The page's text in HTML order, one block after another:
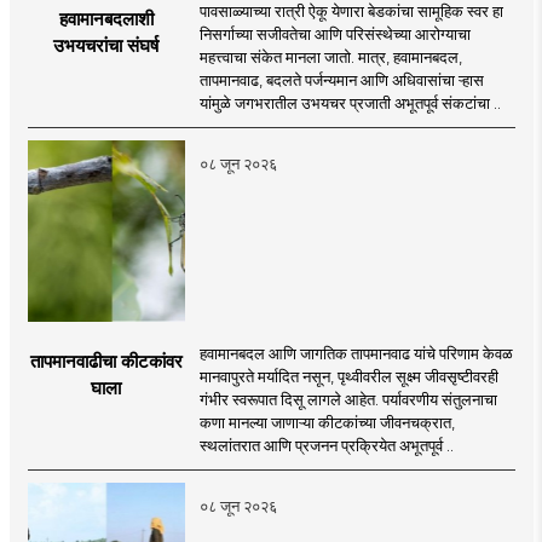
हवामानबदलाशी
उभयचरांचा संघर्ष
पावसाळ्याच्या रात्री ऐकू येणारा बेडकांचा सामूहिक स्वर हा
निसर्गाच्या सजीवतेचा आणि परिसंस्थेच्या आरोग्याचा
महत्त्वाचा संकेत मानला जातो. मात्र, हवामानबदल,
तापमानवाढ, बदलते पर्जन्यमान आणि अधिवासांचा ऱ्हास
यांमुळे जगभरातील उभयचर प्रजाती अभूतपूर्व संकटांचा ..
०८ जून २०२६
तापमानवाढीचा कीटकांवर
घाला
हवामानबदल आणि जागतिक तापमानवाढ यांचे परिणाम केवळ
मानवापुरते मर्यादित नसून, पृथ्वीवरील सूक्ष्म जीवसृष्टीवरही
गंभीर स्वरूपात दिसू लागले आहेत. पर्यावरणीय संतुलनाचा
कणा मानल्या जाणाऱ्या कीटकांच्या जीवनचक्रात,
स्थलांतरात आणि प्रजनन प्रक्रियेत अभूतपूर्व ..
०८ जून २०२६